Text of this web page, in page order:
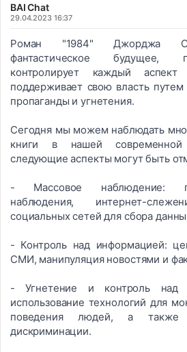
BAI Chat
29.04.2023 16:37
Роман "1984" Джорджа
фантастическое будущее,
контролирует каждый
поддерживает свою власть
пропаганды и угнетения.
Сегодня мы можем наблюдать
книги в нашей
следующие аспекты могут быть
- Массовое наблюдение:
наблюдения, интернет-
социальных сетей для сбора
- Контроль над информацией:
СМИ, манипуляция новостями и
- Угнетение и контроль над
использование технологий для
поведения людей, а также
дискриминации.